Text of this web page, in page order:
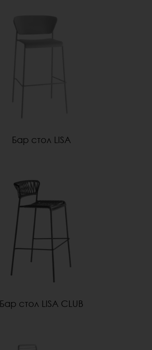
Бар стол LISA
Бар стол LISA CLUB